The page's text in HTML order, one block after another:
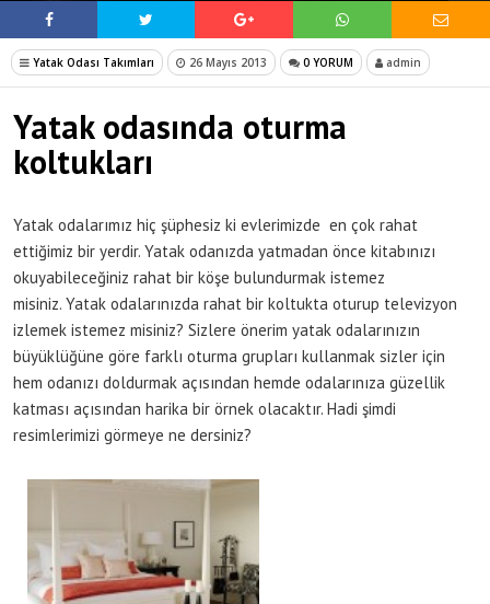
Yatak Odası Takımları 26 Mayıs 2013 0 YORUM admin
Yatak odasında oturma
koltukları
Yatak odalarımız hiç şüphesiz ki evlerimizde en çok rahat
ettiğimiz bir yerdir. Yatak odanızda yatmadan önce kitabınızı
okuyabileceğiniz rahat bir köşe bulundurmak istemez
misiniz. Yatak odalarınızda rahat bir koltukta oturup televizyon
izlemek istemez misiniz? Sizlere önerim yatak odalarınızın
büyüklüğüne göre farklı oturma grupları kullanmak sizler için
hem odanızı doldurmak açısından hemde odalarınıza güzellik
katması açısından harika bir örnek olacaktır. Hadi şimdi
resimlerimizi görmeye ne dersiniz?